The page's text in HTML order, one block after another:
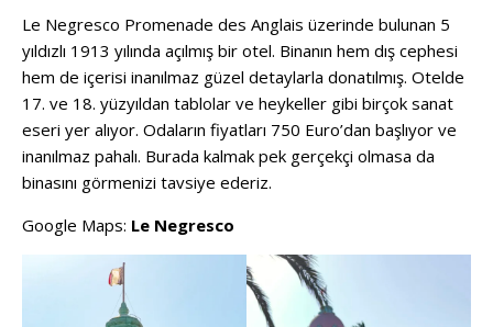
Le Negresco Promenade des Anglais üzerinde bulunan 5
yıldızlı 1913 yılında açılmış bir otel. Binanın hem dış cephesi
hem de içerisi inanılmaz güzel detaylarla donatılmış. Otelde
17. ve 18. yüzyıldan tablolar ve heykeller gibi birçok sanat
eseri yer alıyor. Odaların fiyatları 750 Euro’dan başlıyor ve
inanılmaz pahalı. Burada kalmak pek gerçekçi olmasa da
binasını görmenizi tavsiye ederiz.
Google Maps: Le Negresco